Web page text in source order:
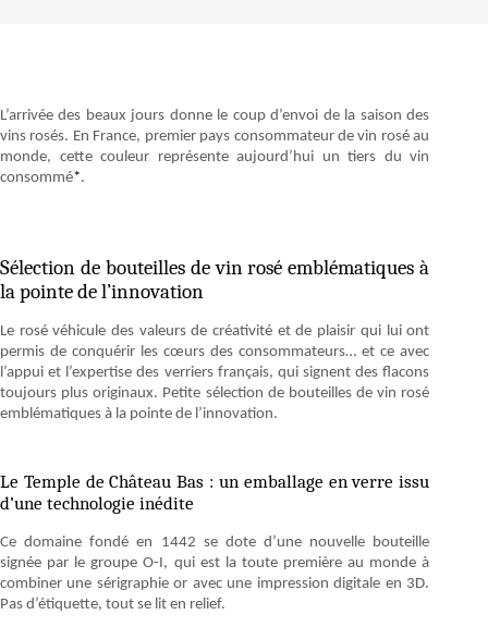
L’arrivée des beaux jours donne le coup d’envoi de la saison des
vins rosés. En France, premier pays consommateur de vin rosé au
monde, cette couleur représente aujourd’hui un tiers du vin
consommé*.
Sélection de bouteilles de vin rosé emblématiques à
la pointe de l’innovation
Le rosé véhicule des valeurs de créativité et de plaisir qui lui ont
permis de conquérir les cœurs des consommateurs… et ce avec
l’appui et l’expertise des verriers français, qui signent des flacons
toujours plus originaux. Petite sélection de bouteilles de vin rosé
emblématiques à la pointe de l’innovation.
Le Temple de Château Bas : un emballage en verre issu
d’une technologie inédite
Ce domaine fondé en 1442 se dote d’une nouvelle bouteille
signée par le groupe O-I, qui est la toute première au monde à
combiner une sérigraphie or avec une impression digitale en 3D.
Pas d’étiquette, tout se lit en relief.